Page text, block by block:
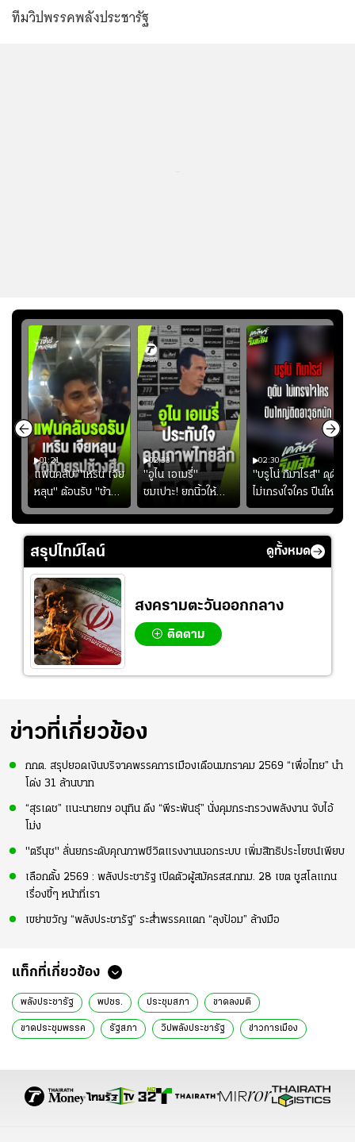
ทีมวิปพรรคพลังประชารัฐ
01:21
แฟนคลับ "เหริน เจีย
หลุน" ต้อนรับ "ช้าง
ศึก" กลับบ้าน
02:33
"อูไน เอเมรี่"
ชมเปาะ! ยกนิ้วให้
แท็กติกบีจี แฮปปี้
สุดๆ กับการเยือนไทย
02:30
"บรูโน่ กิมาไรส์" ดุดัน
ไม่เกรงใจใคร ปืนใหญ่
เสิรมอาวุธหนัก
สรุปไทม์ไลน์ ดูทั้งหมด
สงครามตะวันออกกลาง
ติดตาม
ข่าวที่เกี่ยวข้อง
กกต. สรุปยอดเงินบริจาคพรรคการเมืองเดือนมกราคม 2569 “เพื่อไทย” นำ
โด่ง 31 ล้านบาท
“สุรเดช” แนะนายกฯ อนุทิน ดึง “พีระพันธุ์” นั่งคุมกระทรวงพลังงาน จับไอ้
โม่ง
"ตรีนุช" ลั่นยกระดับคุณภาพชีวิตแรงงานนอกระบบ เพิ่มสิทธิประโยชน์เพียบ
เลือกตั้ง 2569 : พลังประชารัฐ เปิดตัวผู้สมัครสส.กทม. 28 เขต ชูสโลแกน
เรื่องขี้ๆ หน้าที่เรา
เขย่าขวัญ “พลังประชารัฐ” ระส่ำพรรคแตก “ลุงป้อม” ล้างมือ
แท็กที่เกี่ยวข้อง
พลังประชารัฐ พปชร. ประชุมสภา ขาดลงมติ
ขาดประชุมพรรค รัฐสภา วิปพลังประชารัฐ ข่าวการเมือง